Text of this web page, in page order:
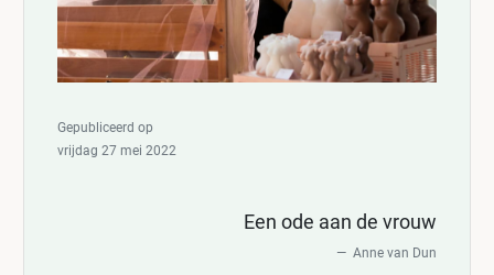
Gepubliceerd op
vrijdag 27 mei 2022
Een ode aan de vrouw
Anne van Dun